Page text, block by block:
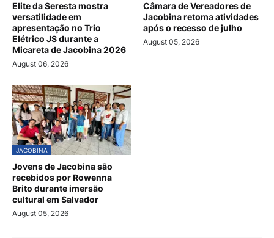
Elite da Seresta mostra
versatilidade em
apresentação no Trio
Elétrico JS durante a
Micareta de Jacobina 2026
August 06, 2026
Câmara de Vereadores de
Jacobina retoma atividades
após o recesso de julho
August 05, 2026
JACOBINA
Jovens de Jacobina são
recebidos por Rowenna
Brito durante imersão
cultural em Salvador
August 05, 2026